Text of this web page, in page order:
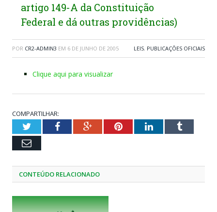
artigo 149-A da Constituição
Federal e dá outras providências)
POR CR2-ADMIN3 EM 6 DE JUNHO DE 2005 LEIS, PUBLICAÇÕES OFICIAIS
Clique aqui para visualizar
COMPARTILHAR:
TwitterFacebookGoogle+PinterestLinkedInTumblr
Email
CONTEÚDO RELACIONADO